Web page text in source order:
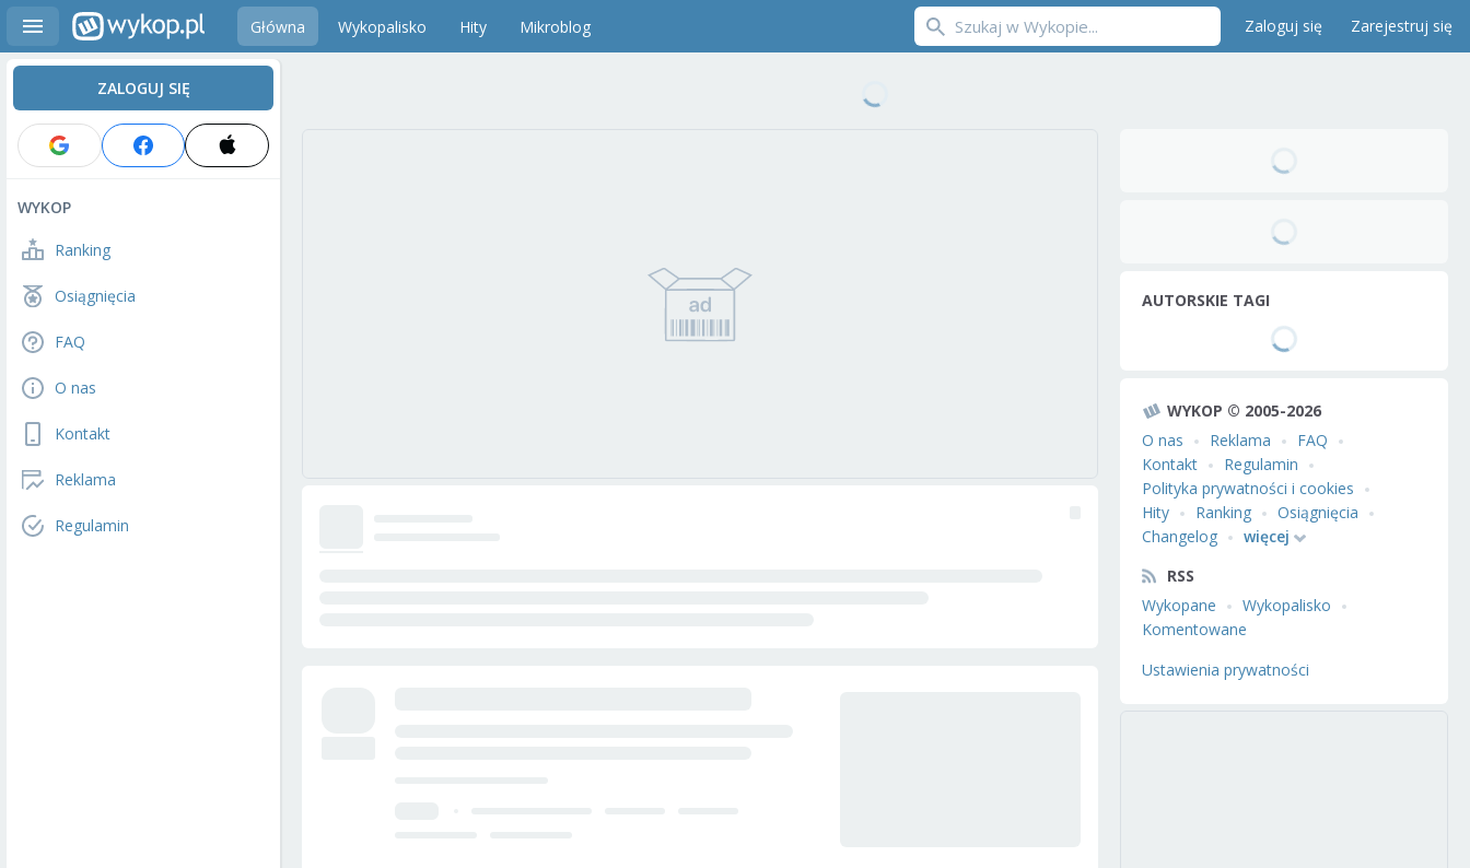
Główna Wykopalisko Hity Mikroblog Zaloguj się Zarejestruj się
ZALOGUJ SIĘ
WYKOP
Ranking
Osiągnięcia
FAQ
O nas
Kontakt
Reklama
Regulamin
AUTORSKIE TAGI
WYKOP © 2005-2026
O nas
Reklama
FAQ
Kontakt
Regulamin
Polityka prywatności i cookies
Hity
Ranking
Osiągnięcia
Changelog
więcej
RSS
Wykopane
Wykopalisko
Komentowane
Ustawienia prywatności